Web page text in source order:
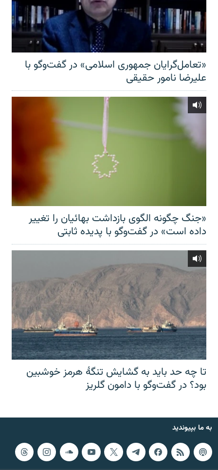
«تعامل‌گرایان جمهوری اسلامی» در گفت‌وگو با
علیرضا نامور حقیقی
«جنگ چگونه الگوی بازداشت بهائیان را تغییر
داده است» در گفت‌وگو با پدیده ثابتی
تا چه حد باید به گشایش تنگهٔ هرمز خوشبین
بود؟ در گفت‌وگو با دامون گلریز
به ما بپیوندید